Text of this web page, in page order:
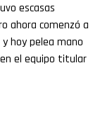
escasas
ahora comenzó a
hoy pelea mano
el equipo titular